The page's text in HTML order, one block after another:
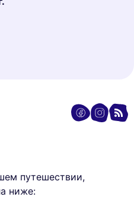
путешествии,
ниже: